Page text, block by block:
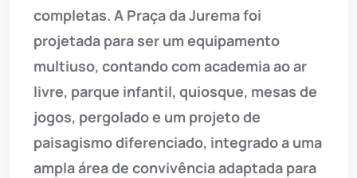
completas. A Praça da Jurema foi
projetada para ser um equipamento
multiuso, contando com academia ao ar
livre, parque infantil, quiosque, mesas de
jogos, pergolado e um projeto de
paisagismo diferenciado, integrado a uma
ampla área de convivência adaptada para